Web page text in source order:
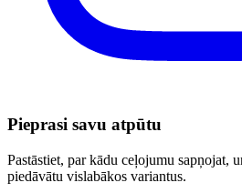
Pieprasi savu atpūtu
Pastāstiet, par kādu ceļojumu sapņojat,
piedāvātu vislabākos variantus.